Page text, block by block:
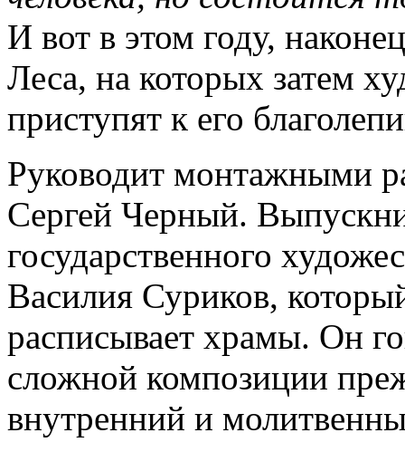
И вот в этом году,
Леса, на которых затем
приступят к его
Руководит монтажными
Сергей Черный.
государственного
Василия Суриков,
расписывает храмы. Он
сложной композиции
внутренний и